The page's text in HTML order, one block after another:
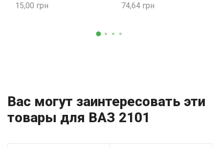
15,00 74,64
Вас могут заинтересовать эти
товары для ВАЗ 2101